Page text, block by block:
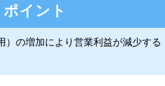
ポイント
）の増加により営業利益が減少する